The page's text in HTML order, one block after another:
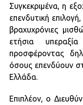
Συγκεκριμένα, η
επενδυτική
βραχυχρόνιες
ετήσια
προσφέροντας
όσους επενδύουν
Ελλάδα.
Επιπλέον, ο